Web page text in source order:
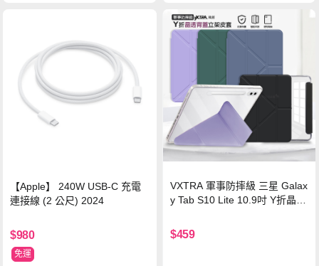
【Apple】 240W USB-C 充電
連接線 (2 公尺) 2024
$980
免運
VXTRA 軍事防摔級 三星 Galax
y Tab S10 Lite 10.9吋 Y折晶透
$459